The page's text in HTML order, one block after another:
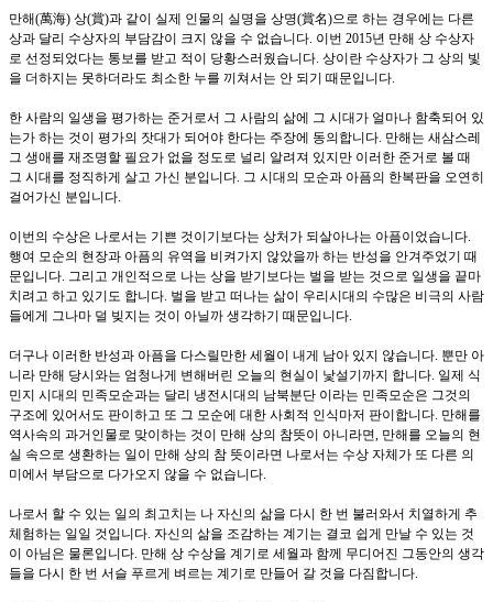
만해(萬海) 상(賞)과 같이 실제 인물의 실명을 상명(賞名)으로 하는 경우에는 다른
상과 달리 수상자의 부담감이 크지 않을 수 없습니다. 이번 2015년 만해 상 수상자
로 선정되었다는 통보를 받고 적이 당황스러웠습니다. 상이란 수상자가 그 상의 빛
을 더하지는 못하더라도 최소한 누를 끼쳐서는 안 되기 때문입니다.
한 사람의 일생을 평가하는 준거로서 그 사람의 삶에 그 시대가 얼마나 함축되어 있
는가 하는 것이 평가의 잣대가 되어야 한다는 주장에 동의합니다. 만해는 새삼스레
그 생애를 재조명할 필요가 없을 정도로 널리 알려져 있지만 이러한 준거로 볼 때
그 시대를 정직하게 살고 가신 분입니다. 그 시대의 모순과 아픔의 한복판을 오연히
걸어가신 분입니다.
이번의 수상은 나로서는 기쁜 것이기보다는 상처가 되살아나는 아픔이었습니다.
행여 모순의 현장과 아픔의 유역을 비켜가지 않았을까 하는 반성을 안겨주었기 때
문입니다. 그리고 개인적으로 나는 상을 받기보다는 벌을 받는 것으로 일생을 끝마
치려고 하고 있기도 합니다. 벌을 받고 떠나는 삶이 우리시대의 수많은 비극의 사람
들에게 그나마 덜 빚지는 것이 아닐까 생각하기 때문입니다.
더구나 이러한 반성과 아픔을 다스릴만한 세월이 내게 남아 있지 않습니다. 뿐만 아
니라 만해 당시와는 엄청나게 변해버린 오늘의 현실이 낯설기까지 합니다. 일제 식
민지 시대의 민족모순과는 달리 냉전시대의 남북분단 이라는 민족모순은 그것의
구조에 있어서도 판이하고 또 그 모순에 대한 사회적 인식마저 판이합니다. 만해를
역사속의 과거인물로 맞이하는 것이 만해 상의 참뜻이 아니라면, 만해를 오늘의 현
실 속으로 생환하는 일이 만해 상의 참 뜻이라면 나로서는 수상 자체가 또 다른 의
미에서 부담으로 다가오지 않을 수 없습니다.
나로서 할 수 있는 일의 최고치는 나 자신의 삶을 다시 한 번 불러와서 치열하게 추
체험하는 일일 것입니다. 자신의 삶을 조감하는 계기는 결코 쉽게 만날 수 있는 것
이 아님은 물론입니다. 만해 상 수상을 계기로 세월과 함께 무디어진 그동안의 생각
들을 다시 한 번 서슬 푸르게 벼르는 계기로 만들어 갈 것을 다짐합니다.